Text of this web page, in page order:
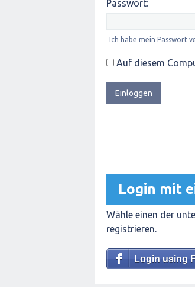
Passwort:
Ich habe mein Passwort
Auf diesem
Login mit
Wähle einen der
registrieren.
Login using